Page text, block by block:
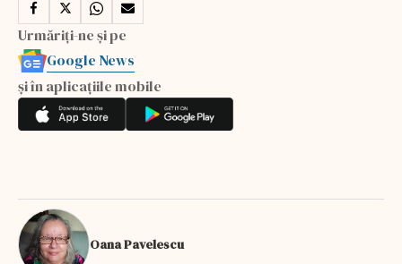
Urmăriți-ne și pe
Google News
și în aplicațiile mobile
Oana Pavelescu